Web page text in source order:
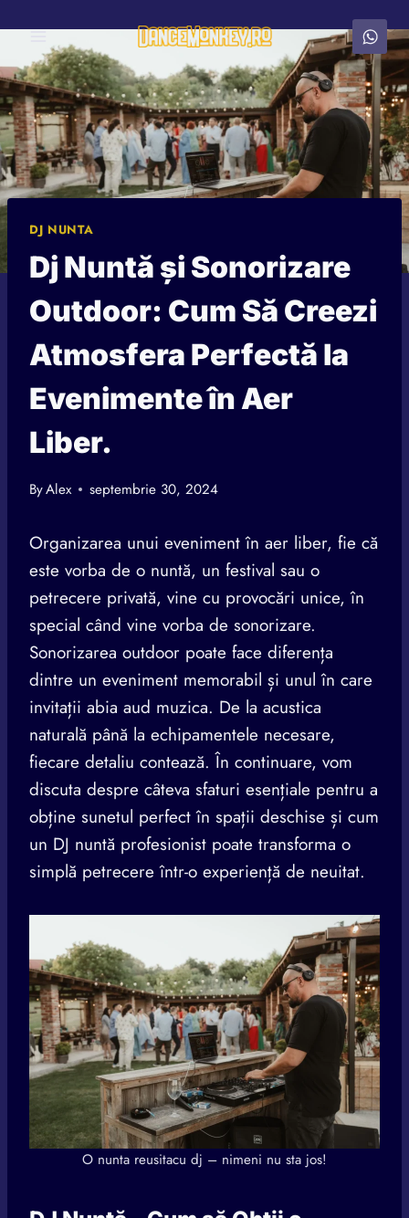
content
DJ NUNTA
Dj Nuntă și Sonorizare
Outdoor: Cum Să Creezi
Atmosfera Perfectă la
Evenimente în Aer
Liber.
ByAlex septembrie 30, 2024
Organizarea unui eveniment în aer liber, fie că
este vorba de o nuntă, un festival sau o
petrecere privată, vine cu provocări unice, în
special când vine vorba de sonorizare.
Sonorizarea outdoor poate face diferența
dintre un eveniment memorabil și unul în care
invitații abia aud muzica. De la acustica
naturală până la echipamentele necesare,
fiecare detaliu contează. În continuare, vom
discuta despre câteva sfaturi esențiale pentru a
obține sunetul perfect în spații deschise și cum
un DJ nuntă profesionist poate transforma o
simplă petrecere într-o experiență de neuitat.
O nunta reusitacu dj – nimeni nu sta jos!